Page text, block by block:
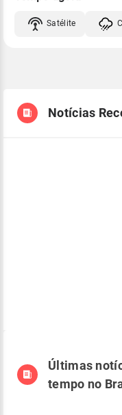
Satélite
Notícias
Últimas
tempo no